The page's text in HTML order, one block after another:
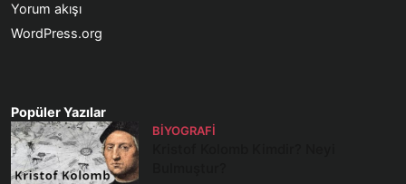
Yorum akışı
WordPress.org
Popüler Yazılar
BIYOGRAFI